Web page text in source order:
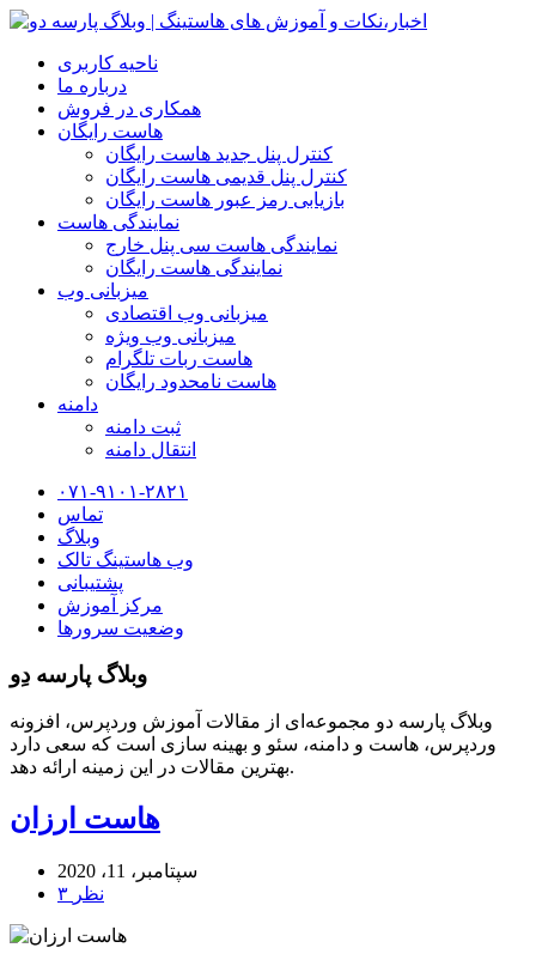
ناحیه کاربری
درباره ما
همکاری در فروش
هاست رایگان
کنترل پنل جدید هاست رایگان
کنترل پنل قدیمی هاست رایگان
بازیابی رمز عبور هاست رایگان
نمایندگی هاست
نمایندگی هاست سی پنل خارج
نمایندگی هاست رایگان
میزبانی وب
میزبانی وب اقتصادی
میزبانی وب ویژه
هاست ربات تلگرام
هاست نامحدود رایگان
دامنه
ثبت دامنه
انتقال دامنه
۰۷۱-۹۱۰۱-۲۸۲۱
تماس
وبلاگ
وب هاستینگ تالک
پشتیبانی
مرکز آموزش
وضعیت سرورها
وبلاگ پارسه دِو
وبلاگ پارسه دو مجموعه‌ای از مقالات آموزش وردپرس، افزونه
وردپرس، هاست و دامنه، سئو و بهینه سازی است که سعی دارد
بهترین مقالات در این زمینه ارائه دهد.
هاست ارزان
سپتامبر، 11، 2020
۳ نظر